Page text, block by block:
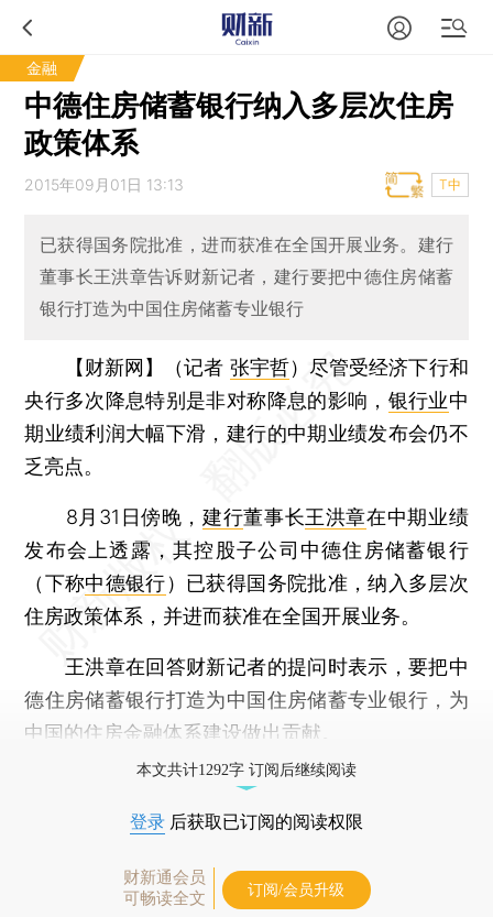
金融
中德住房储蓄银行纳入多层次住房
政策体系
2015年09月01日 13:13 T中
已获得国务院批准，进而获准在全国开展业务。建行
董事长王洪章告诉财新记者，建行要把中德住房储蓄
银行打造为中国住房储蓄专业银行
【财新网】（记者 张宇哲） 尽管受经济下行和
央行多次降息特别是非对称降息的影响， 银行业中
期业绩利润大幅下滑，建行的中期业绩发布会仍不
乏亮点。
8月31日傍晚，建行董事长王洪章在中期业绩
发布会上透露，其控股子公司中德住房储蓄银行
（下称中德银行）已获得国务院批准，纳入多层次
住房政策体系，并进而获准在全国开展业务。
王洪章在回答财新记者的提问时表示，要把中
德住房储蓄银行打造为中国住房储蓄专业银行，为
中国的住房金融体系建设做出贡献。
本文共计1292字 订阅后继续阅读
登录 后获取已订阅的阅读权限
财新通会员
可畅读全文
订阅/会员升级